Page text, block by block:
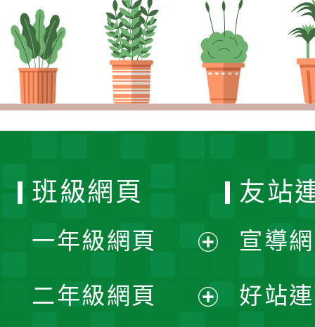
班級網頁
一年級網頁
開
二年級網頁
友站
宣導
好站